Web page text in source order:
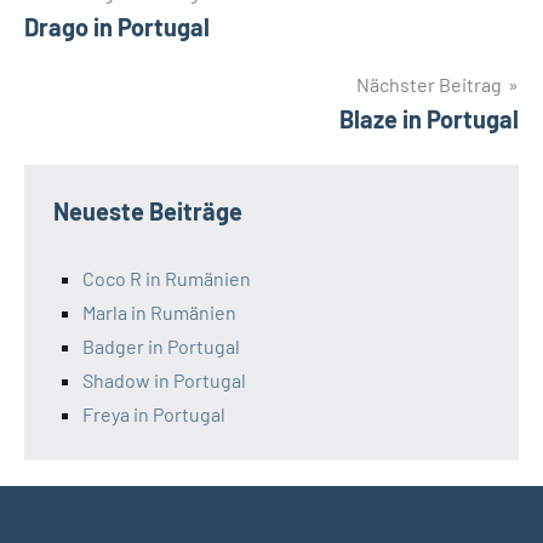
Drago in Portugal
Nächster Beitrag
Blaze in Portugal
Neueste Beiträge
Coco R in Rumänien
Marla in Rumänien
Badger in Portugal
Shadow in Portugal
Freya in Portugal